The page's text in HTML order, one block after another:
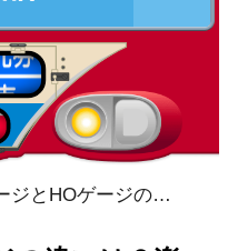
NゲージとHOゲージの違いは？楽しみ方のポイントもあわせて